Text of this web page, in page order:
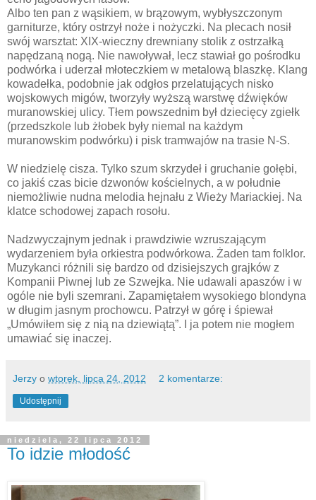
Albo ten pan z wąsikiem, w brązowym, wybłyszczonym
garniturze, który ostrzył noże i nożyczki. Na plecach nosił
swój warsztat: XIX-wieczny drewniany stolik z ostrzałką
napędzaną nogą. Nie nawoływał, lecz stawiał go pośrodku
podwórka i uderzał młoteczkiem w metalową blaszkę. Klang
kowadełka, podobnie jak odgłos przelatujących nisko
wojskowych migów, tworzyły wyższą warstwę dźwięków
muranowskiej ulicy. Tłem powszednim był dziecięcy zgiełk
(przedszkole lub żłobek były niemal na każdym
muranowskim podwórku) i pisk tramwajów na trasie N-S.
W niedzielę cisza. Tylko szum skrzydeł i gruchanie gołębi,
co jakiś czas bicie dzwonów kościelnych, a w południe
niemożliwie nudna melodia hejnału z Wieży Mariackiej. Na
klatce schodowej zapach rosołu.
Nadzwyczajnym jednak i prawdziwie wzruszającym
wydarzeniem była orkiestra podwórkowa. Żaden tam folklor.
Muzykanci różnili się bardzo od dzisiejszych grajków z
Kompanii Piwnej lub ze Szwejka. Nie udawali apaszów i w
ogóle nie byli szemrani. Zapamiętałem wysokiego blondyna
w długim jasnym prochowcu. Patrzył w górę i śpiewał
„Umówiłem się z nią na dziewiątą”. I ja potem nie mogłem
umawiać się inaczej.
Jerzy o wtorek, lipca 24, 2012 2 komentarze:
Udostępnij
niedziela, 22 lipca 2012
To idzie młodość